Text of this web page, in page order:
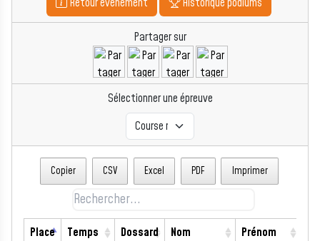
Partager sur
Sélectionner une épreuve
Copier CSV Excel PDF Imprimer
Place Temps Dossard Nom Prénom